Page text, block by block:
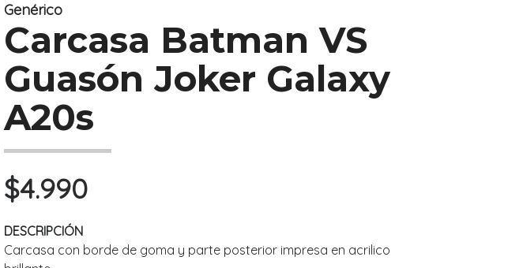
Genérico
Carcasa Batman VS
Guasón Joker Galaxy
A20s
$4.990
DESCRIPCIÓN
Carcasa con borde de goma y parte posterior impresa en acrilico